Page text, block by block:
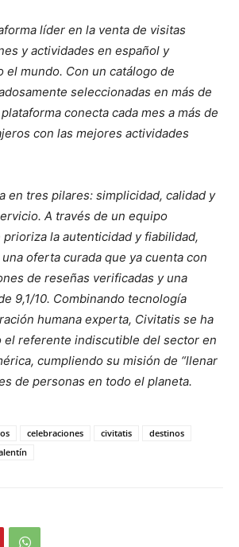
líder en la venta de visitas
y actividades en español y
mundo. Con un catálogo de
seleccionadas en más de
conecta cada mes a más de
con las mejores actividades
en tres pilares: simplicidad, calidad y
. A través de un equipo
la autenticidad y fiabilidad,
oferta curada que ya cuenta con
de reseñas verificadas y una
9,1/10. Combinando tecnología
humana experta, Civitatis se ha
el referente indiscutible del sector en
cumpliendo su misión de “llenar
de personas en todo el planeta.
celebraciones civitatis
destinos